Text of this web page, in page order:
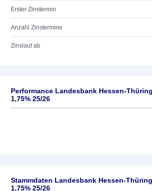
Erster Zinstermin
Anzahl Zinstermine
Zinslauf ab
Performance Landesbank Hessen-
1,75% 25/26
Stammdaten Landesbank Hessen-
1,75% 25/26